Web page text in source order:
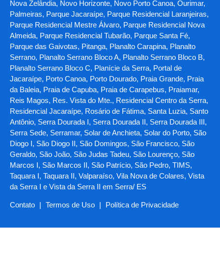
Nova Zelândia, Novo Horizonte, Novo Porto Canoa, Ourimar,
Palmeiras, Parque Jacaraípe, Parque Residencial Laranjeiras,
Parque Residencial Mestre Álvaro, Parque Residencial Nova
Almeida, Parque Residencial Tubarão, Parque Santa Fé,
Parque das Gaivotas, Pitanga, Planalto Carapina, Planalto
Serrano, Planalto Serrano Bloco A, Planalto Serrano Bloco B,
Planalto Serrano Bloco C, Planície da Serra, Portal de
Jacaraípe, Porto Canoa, Porto Dourado, Praia Grande, Praia
da Baleia, Praia de Capuba, Praia de Carapebus, Praiamar,
Reis Magos, Res. Vista do Mte., Residencial Centro da Serra,
Residencial Jacaraípe, Rosário de Fátima, Santa Luzia, Santo
Antônio, Serra Dourada I, Serra Dourada II, Serra Dourada III,
Serra Sede, Serramar, Solar de Anchieta, Solar do Porto, São
Diogo I, São Diogo II, São Domingos, São Francisco, São
Geraldo, São João, São Judas Tadeu, São Lourenço, São
Marcos I, São Marcos II, São Patrício, São Pedro, TIMS,
Taquara I, Taquara II, Valparaíso, Vila Nova de Colares, Vista
da Serra I e Vista da Serra II em Serra/ ES
Contato | Termos de Uso | Política de Privacidade